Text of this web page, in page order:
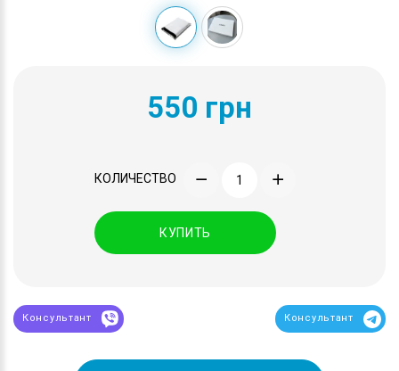
550 грн
КОЛИЧЕСТВО
КУПИТЬ
Консультант Консультант